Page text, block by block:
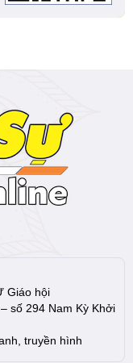
Giáo hội
số 294 Nam Kỳ Khởi
truyền hình